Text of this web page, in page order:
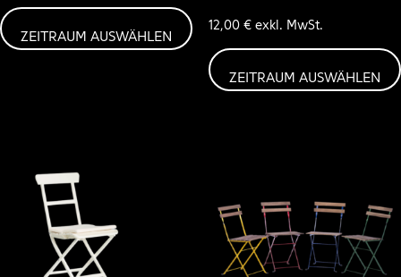
ZEITRAUM AUSWÄHLEN
12,00 €exkl. MwSt.
ZEITRAUM AUSWÄHLEN